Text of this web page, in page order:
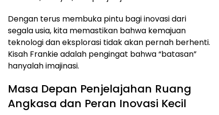
Dengan terus membuka pintu bagi inovasi dari
segala usia, kita memastikan bahwa kemajuan
teknologi dan eksplorasi tidak akan pernah berhenti.
Kisah Frankie adalah pengingat bahwa “batasan”
hanyalah imajinasi.
Masa Depan Penjelajahan Ruang
Angkasa dan Peran Inovasi Kecil